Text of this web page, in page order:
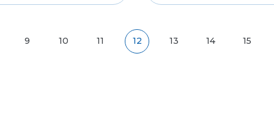
9 10 11 12 13 14 15